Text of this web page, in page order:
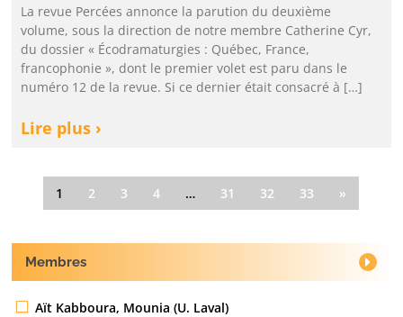
La revue Percées annonce la parution du deuxième
volume, sous la direction de notre membre Catherine Cyr,
du dossier « Écodramaturgies : Québec, France,
francophonie », dont le premier volet est paru dans le
numéro 12 de la revue. Si ce dernier était consacré à […]
Lire plus ›
1 2 3 4 … 31 32 33 »
Membres
Aït Kabboura, Mounia (U. Laval)